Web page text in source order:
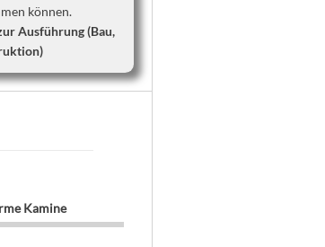
können.
Ausführung (Bau,
Kamine